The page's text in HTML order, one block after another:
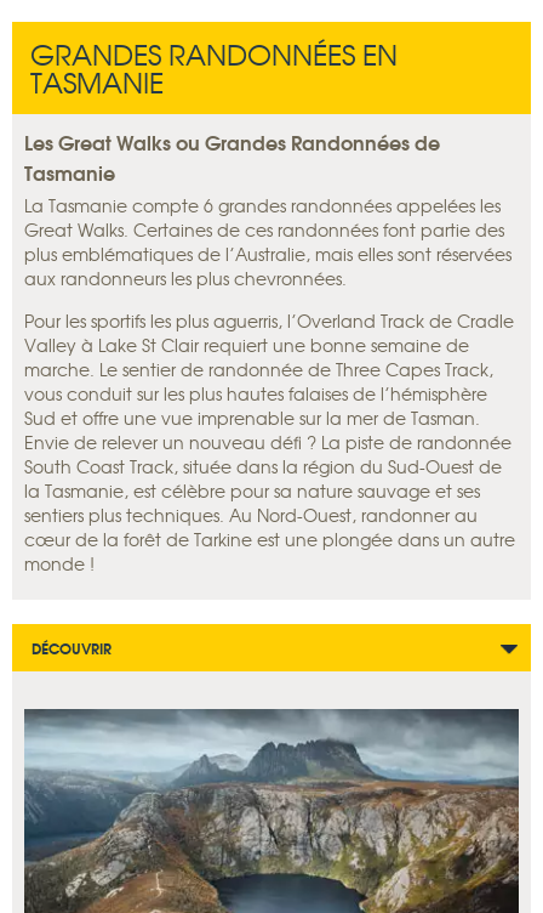
GRANDES RANDONNÉES EN
TASMANIE
Les Great Walks ou Grandes Randonnées de
Tasmanie
La Tasmanie compte 6 grandes randonnées appelées les
Great Walks. Certaines de ces randonnées font partie des
plus emblématiques de l’Australie, mais elles sont réservées
aux randonneurs les plus chevronnées.
Pour les sportifs les plus aguerris, l’Overland Track de Cradle
Valley à Lake St Clair requiert une bonne semaine de
marche. Le sentier de randonnée de Three Capes Track,
vous conduit sur les plus hautes falaises de l’hémisphère
Sud et offre une vue imprenable sur la mer de Tasman.
Envie de relever un nouveau défi ? La piste de randonnée
South Coast Track, située dans la région du Sud-Ouest de
la Tasmanie, est célèbre pour sa nature sauvage et ses
sentiers plus techniques. Au Nord-Ouest, randonner au
cœur de la forêt de Tarkine est une plongée dans un autre
monde !
DÉCOUVRIR